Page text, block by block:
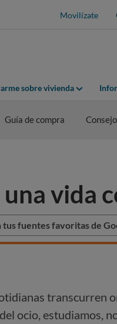
Movilízate
sobre vivienda
Guía de compra
vida
tus fuentes favoritas de
transcurren
ocio, estudiamos,